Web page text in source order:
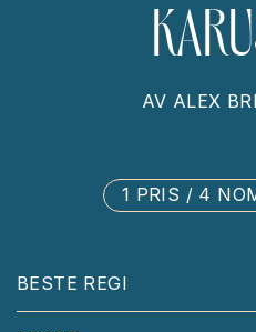
AV ALEX
1 PRIS / 4
BESTE REGI